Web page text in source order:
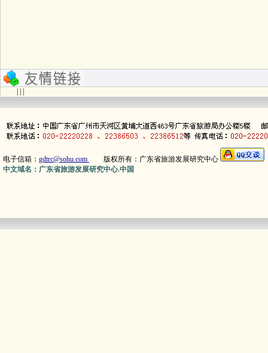
电子信箱： gdtrc@sohu.com 版权所有：广东省旅游发展研究中心
中文域名：广东省旅游发展研究中心.中国